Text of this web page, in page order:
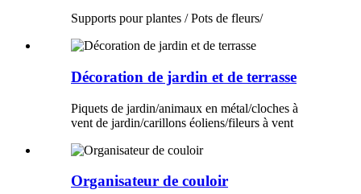
Supports pour plantes / Pots de fleurs/
Décoration de jardin et de terrasse
Piquets de jardin/animaux en métal/cloches à
vent de jardin/carillons éoliens/fileurs à vent
Organisateur de couloir